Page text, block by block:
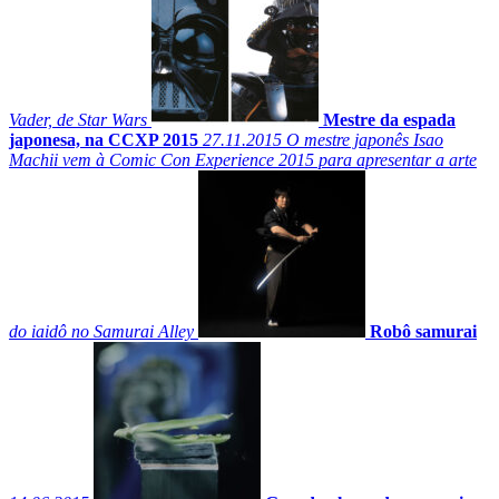
Vader, de Star Wars
Mestre da espada
japonesa, na CCXP 2015 27.11.2015 O mestre japonês Isao
Machii vem à Comic Con Experience 2015 para apresentar a arte
do iaidô no Samurai Alley Robô samurai